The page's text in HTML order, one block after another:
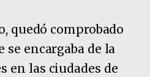
quedó comprobado
se encargaba de la
en las ciudades de